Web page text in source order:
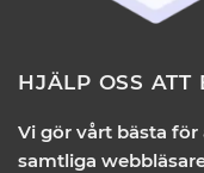
HJÄLP OSS ATT
Vi gör vårt bästa för
samtliga